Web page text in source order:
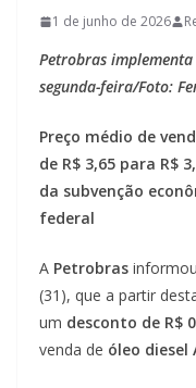
1 de junho de 2026
Petrobras
segunda-feira/Foto:
Preço médio de
de R$ 3,65 para R$
da subvenção
federal
A Petrobras
(31), que a partir
um desconto de R$
venda de óleo diesel